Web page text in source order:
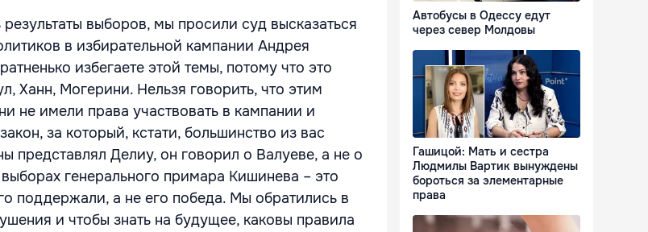
выборов, мы просили суд высказаться
в избирательной кампании Андрея
избегаете этой темы, потому что это
Ханн, Могерини. Нельзя говорить, что этим
не имели права участвовать в кампании и
за который, кстати, большинство из вас
представлял Делиу, он говорил о Валуеве, а не о
генерального примара Кишинева – это
поддержали, а не его победа. Мы обратились в
и чтобы знать на будущее, каковы правила
Автобусы в Одессу едут
через север Молдовы
Гашицой: Мать и сестра
Людмилы Вартик вынуждены
бороться за элементарные
права